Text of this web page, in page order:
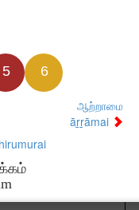
5 6
ஆற்றாமை
āṟṟāmai